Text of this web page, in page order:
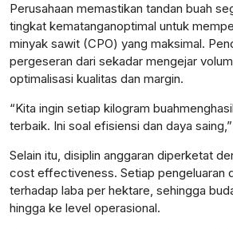
Perusahaan memastikan tandan buah
tingkat kematanganoptimal untuk
minyak sawit (CPO) yang maksimal.
pergeseran dari sekadar mengejar
optimalisasi kualitas dan margin.
“Kita ingin setiap kilogram buah
terbaik. Ini soal efisiensi dan daya saing
Selain itu, disiplin anggaran diperketat
cost effectiveness. Setiap pengeluaran
terhadap laba per hektare, sehingga
hingga ke level operasional.